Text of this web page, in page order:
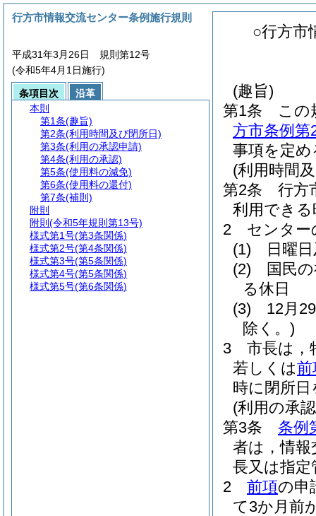
○行方市
(趣旨)
第1条
この
方市条例第
事項を定
(利用時間
第2条
行方
利用でき
2
センター
(1)
日曜
(2)
国民
る休日
(3)
12月
除く。)
3
市長は，
若しくは前
時に閉所
(利用の承
第3条
条例
者は，情報
長又は指
2
前項の申
て3か月前
行方市情報交流センター条例施行規則
平成31年3月26日 規則第12号
(令和5年4月1日施行)
条項目次
沿革
本則
第1条(趣旨)
第2条(利用時間及び閉所日)
第3条(利用の承認申請)
第4条(利用の承認)
第5条(使用料の減免)
第6条(使用料の還付)
第7条(補則)
附則
附則 (令和5年規則第13号)
様式第1号(第3条関係)
様式第2号(第4条関係)
様式第3号(第5条関係)
様式第4号(第5条関係)
様式第5号(第6条関係)